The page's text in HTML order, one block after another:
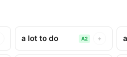
a lot to do A2 +